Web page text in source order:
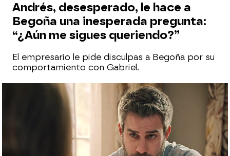
Andrés, desesperado, le hace a
Begoña una inesperada pregunta:
“¿Aún me sigues queriendo?”
El empresario le pide disculpas a Begoña por su
comportamiento con Gabriel.
¿Celoso?: Andrés, sorprendido al ver a
Begoña regresar a casa con Gabriel